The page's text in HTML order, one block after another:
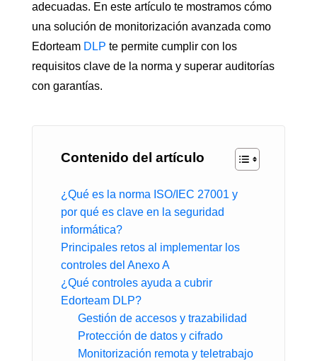
adecuadas. En este artículo te mostramos cómo
una solución de monitorización avanzada como
Edorteam DLP te permite cumplir con los
requisitos clave de la norma y superar auditorías
con garantías.
Contenido del artículo
¿Qué es la norma ISO/IEC 27001 y
por qué es clave en la seguridad
informática?
Principales retos al implementar los
controles del Anexo A
¿Qué controles ayuda a cubrir
Edorteam DLP?
Gestión de accesos y trazabilidad
Protección de datos y cifrado
Monitorización remota y teletrabajo